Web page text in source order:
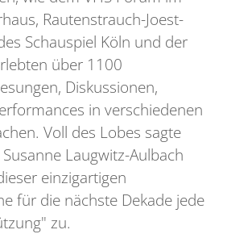
Rautenstrauch-Joest-
Schauspiel Köln und der
über 1100
Diskussionen,
in verschiedenen
Voll des Lobes sagte
Laugwitz-Aulbach
einzigartigen
für die nächste Dekade jede
zu.